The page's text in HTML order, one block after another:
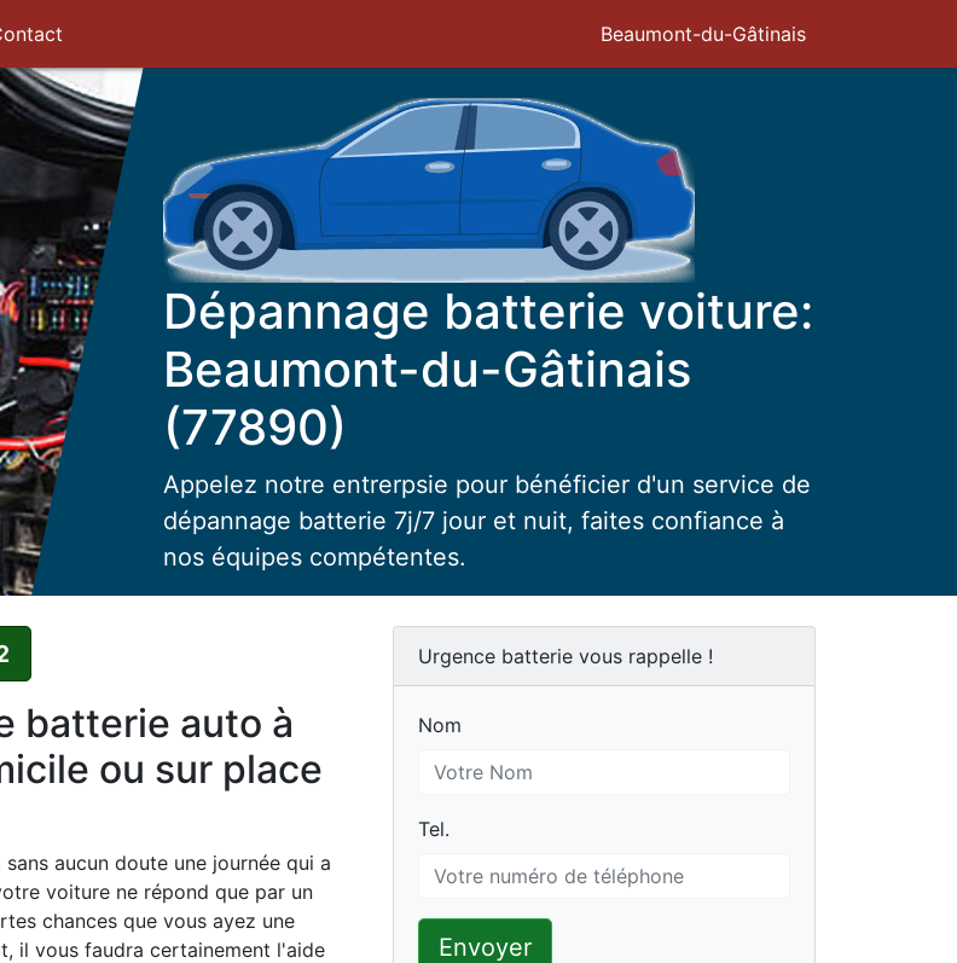
Beaumont-du-Gâtinais
Dépannage batterie voiture:
Beaumont-du-Gâtinais
(77890)
Appelez notre entrerpsie pour bénéficier d'un service de
dépannage batterie 7j/7 jour et nuit, faites confiance à
nos équipes compétentes.
batterie auto à
ou sur place
aucun doute une journée qui a
voiture ne répond que par un
chances que vous ayez une
il vous faudra certainement l'aide
Urgence batterie vous rappelle !
Nom
Nom
Tel.
Tel.
Envoyer